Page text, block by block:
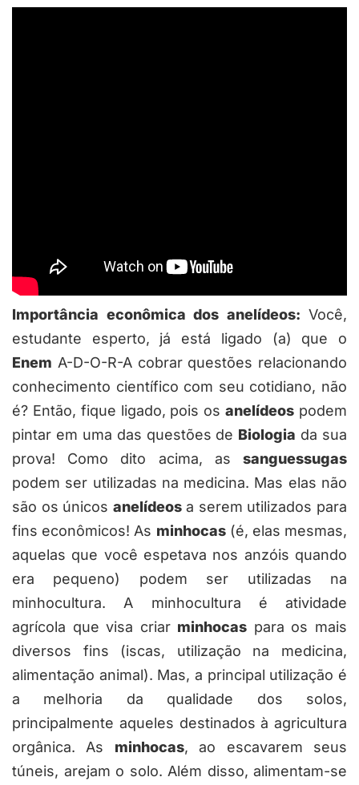
Importância econômica dos anelídeos: Você,
estudante esperto, já está ligado (a) que o
Enem A-D-O-R-A cobrar questões relacionando
conhecimento científico com seu cotidiano, não
é? Então, fique ligado, pois osanelídeos podem
pintar em uma das questões de Biologia da sua
prova! Como dito acima, as sanguessugas
podem ser utilizadas na medicina. Mas elas não
são os únicos anelídeosa serem utilizados para
fins econômicos! As minhocas(é, elas mesmas,
aquelas que você espetava nos anzóis quando
era pequeno) podem ser utilizadas na
minhocultura. A minhocultura é atividade
agrícola que visa criar minhocas para os mais
diversos fins (iscas, utilização na medicina,
alimentação animal). Mas, a principal utilização é
a melhoria da qualidade dos solos,
principalmente aqueles destinados à agricultura
orgânica. As minhocas, ao escavarem seus
túneis, arejam o solo. Além disso, alimentam-se